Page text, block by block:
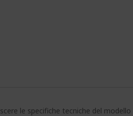
le specifiche tecniche del